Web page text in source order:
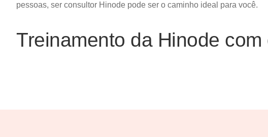
pessoas, ser consultor Hinode pode ser o caminho ideal para você.
Treinamento da Hinode